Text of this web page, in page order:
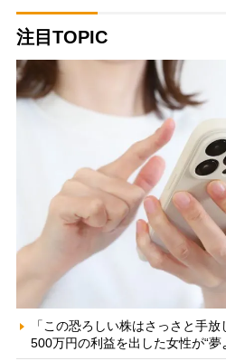
注目TOPIC
「この恐ろしい株はさっさと手
500万円の利益を出した女性が“夢